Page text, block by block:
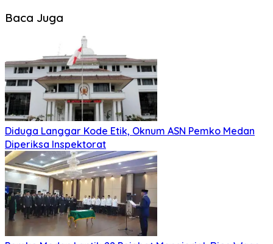
Baca Juga
Diduga Langgar Kode Etik, Oknum ASN Pemko Medan
Diperiksa Inspektorat